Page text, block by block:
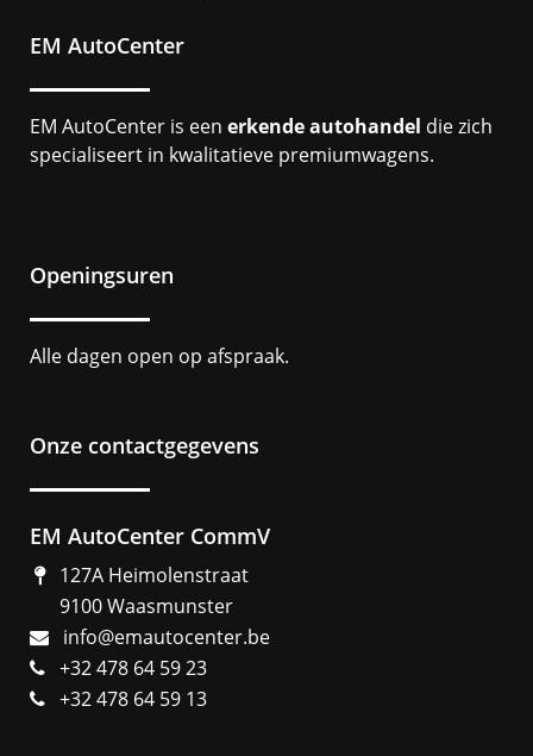
EM AutoCenter
EM AutoCenter is een erkende autohandel die zich
specialiseert in kwalitatieve premiumwagens.
Openingsuren
Alle dagen open op afspraak.
Onze contactgegevens
EM AutoCenter CommV
127A Heimolenstraat
9100 Waasmunster
info@emautocenter.be
+32 478 64 59 23
+32 478 64 59 13